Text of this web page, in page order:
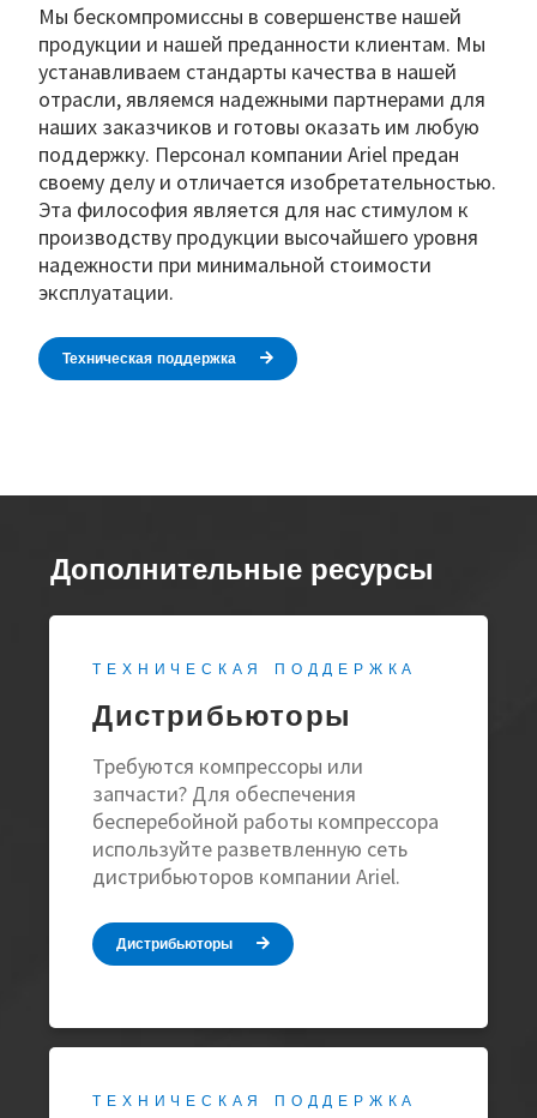
Мы бескомпромиссны в совершенстве нашей
продукции и нашей преданности клиентам. Мы
устанавливаем стандарты качества в нашей
отрасли, являемся надежными партнерами для
наших заказчиков и готовы оказать им любую
поддержку. Персонал компании Ariel предан
своему делу и отличается изобретательностью.
Эта философия является для нас стимулом к
производству продукции высочайшего уровня
надежности при минимальной стоимости
эксплуатации.
Техническая поддержка
Дополнительные ресурсы
Дистрибьюторы
ТЕХНИЧЕСКАЯ ПОДДЕРЖКА
Требуются компрессоры или
запчасти? Для обеспечения
бесперебойной работы компрессора
используйте разветвленную сеть
дистрибьюторов компании Ariel.
Дистрибьюторы
ТЕХНИЧЕСКАЯ ПОДДЕРЖКА